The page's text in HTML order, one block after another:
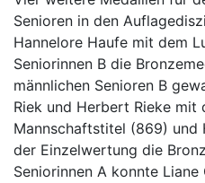
Senioren in den
Hannelore Haufe mit dem
Seniorinnen B die
männlichen Senioren B
Riek und Herbert Rieke
Mannschaftstitel (869) und
der Einzelwertung die
Seniorinnen A konnte